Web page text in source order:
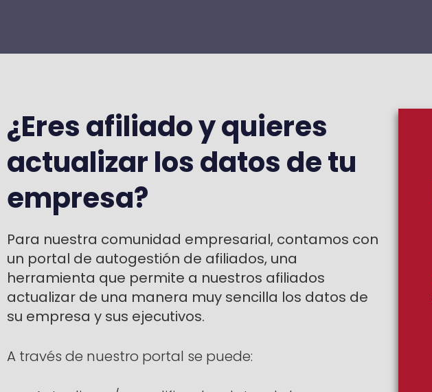
¿Eres afiliado y quieres
actualizar los datos de tu
empresa?
Para nuestra comunidad empresarial, contamos con
un portal de autogestión de afiliados, una
herramienta que permite a nuestros afiliados
actualizar de una manera muy sencilla los datos de
su empresa y sus ejecutivos.
A través de nuestro portal se puede: